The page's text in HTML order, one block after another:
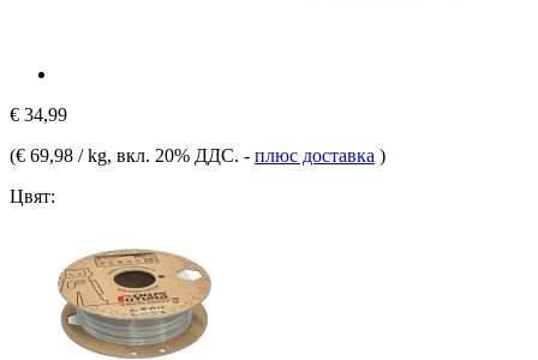
€ 34,99
(€ 69,98 / kg, вкл. 20% ДДС. - плюс доставка )
Цвят: